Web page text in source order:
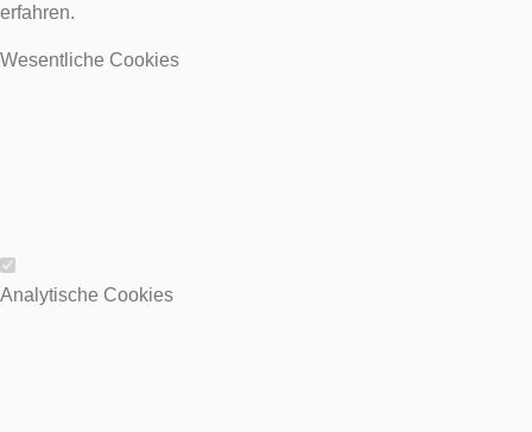
erfahren.
Wesentliche Cookies
Wesentliche Cookies
Analytische Cookies